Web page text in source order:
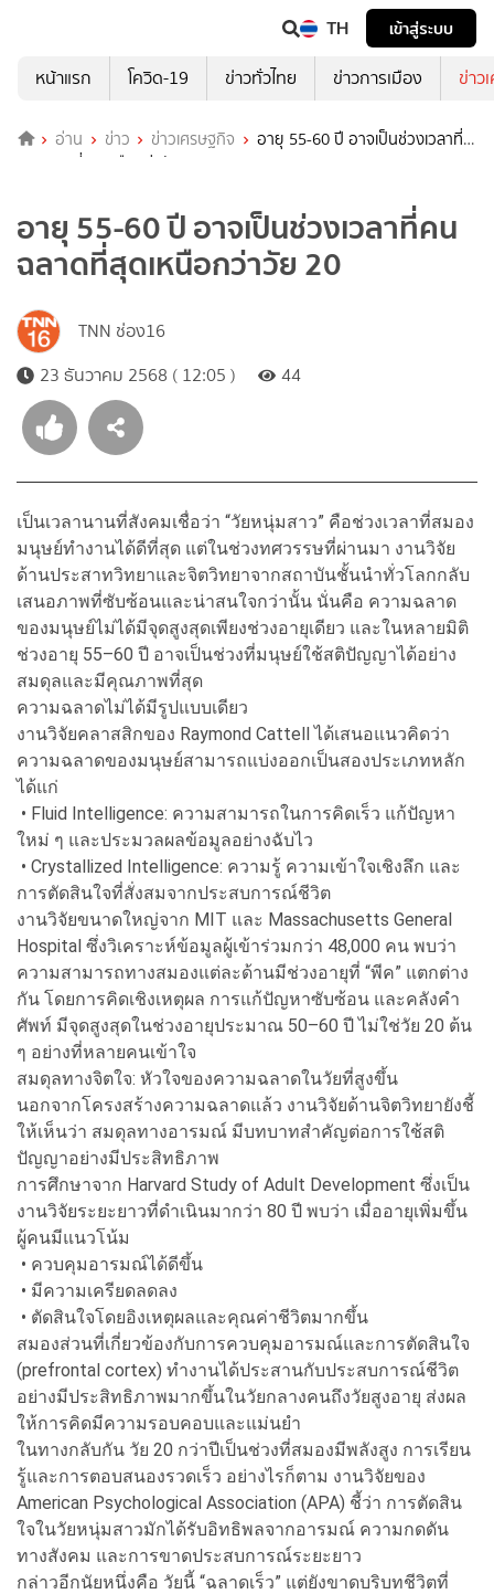
TH
เข้าสู่ระบบ
หน้าแรก
โควิด-19 ข่าวทั่วไทย ข่าวการเมือง ข่าว
อ่าน ข่าว ข่าวเศรษฐกิจ
อายุ 55-60 ปี อาจเป็นช่วงเวลาที่
คนฉลาดที่สุดเหนือกว่าวัย 20
อายุ 55-60 ปี อาจเป็นช่วงเวลาที่คน
ฉลาดที่สุดเหนือกว่าวัย 20
TNN ช่อง16
23 ธันวาคม 2568 ( 12:05 )
44
เป็นเวลานานที่สังคมเชื่อว่า “วัยหนุ่มสาว” คือช่วงเวลาที่สมอง
มนุษย์ทำงานได้ดีที่สุด แต่ในช่วงทศวรรษที่ผ่านมา งานวิจัย
ด้านประสาทวิทยาและจิตวิทยาจากสถาบันชั้นนำทั่วโลกกลับ
เสนอภาพที่ซับซ้อนและน่าสนใจกว่านั้น นั่นคือ ความฉลาด
ของมนุษย์ไม่ได้มีจุดสูงสุดเพียงช่วงอายุเดียว และในหลายมิติ
ช่วงอายุ 55–60 ปี อาจเป็นช่วงที่มนุษย์ใช้สติปัญญาได้อย่าง
สมดุลและมีคุณภาพที่สุด
ความฉลาดไม่ได้มีรูปแบบเดียว
งานวิจัยคลาสสิกของ Raymond Cattell ได้เสนอแนวคิดว่า
ความฉลาดของมนุษย์สามารถแบ่งออกเป็นสองประเภทหลัก
ได้แก่
• Fluid Intelligence: ความสามารถในการคิดเร็ว แก้ปัญหา
ใหม่ ๆ และประมวลผลข้อมูลอย่างฉับไว
• Crystallized Intelligence: ความรู้ ความเข้าใจเชิงลึก และ
การตัดสินใจที่สั่งสมจากประสบการณ์ชีวิต
งานวิจัยขนาดใหญ่จาก MIT และ Massachusetts General
Hospital ซึ่งวิเคราะห์ข้อมูลผู้เข้าร่วมกว่า 48,000 คน พบว่า
ความสามารถทางสมองแต่ละด้านมีช่วงอายุที่ “พีค” แตกต่าง
กัน โดยการคิดเชิงเหตุผล การแก้ปัญหาซับซ้อน และคลังคำ
ศัพท์ มีจุดสูงสุดในช่วงอายุประมาณ 50–60 ปี ไม่ใช่วัย 20 ต้น
ๆ อย่างที่หลายคนเข้าใจ
สมดุลทางจิตใจ: หัวใจของความฉลาดในวัยที่สูงขึ้น
นอกจากโครงสร้างความฉลาดแล้ว งานวิจัยด้านจิตวิทยายังชี้
ให้เห็นว่า สมดุลทางอารมณ์ มีบทบาทสำคัญต่อการใช้สติ
ปัญญาอย่างมีประสิทธิภาพ
การศึกษาจาก Harvard Study of Adult Development ซึ่งเป็น
งานวิจัยระยะยาวที่ดำเนินมากว่า 80 ปี พบว่า เมื่ออายุเพิ่มขึ้น
ผู้คนมีแนวโน้ม
• ควบคุมอารมณ์ได้ดีขึ้น
• มีความเครียดลดลง
• ตัดสินใจโดยอิงเหตุผลและคุณค่าชีวิตมากขึ้น
สมองส่วนที่เกี่ยวข้องกับการควบคุมอารมณ์และการตัดสินใจ
(prefrontal cortex) ทำงานได้ประสานกับประสบการณ์ชีวิต
อย่างมีประสิทธิภาพมากขึ้นในวัยกลางคนถึงวัยสูงอายุ ส่งผล
ให้การคิดมีความรอบคอบและแม่นยำ
ในทางกลับกัน วัย 20 กว่าปีเป็นช่วงที่สมองมีพลังสูง การเรียน
รู้และการตอบสนองรวดเร็ว อย่างไรก็ตาม งานวิจัยของ
American Psychological Association (APA) ชี้ว่า การตัดสิน
ใจในวัยหนุ่มสาวมักได้รับอิทธิพลจากอารมณ์ ความกดดัน
ทางสังคม และการขาดประสบการณ์ระยะยาว
กล่าวอีกนัยหนึ่งคือ วัยนี้ “ฉลาดเร็ว” แต่ยังขาดบริบทชีวิตที่